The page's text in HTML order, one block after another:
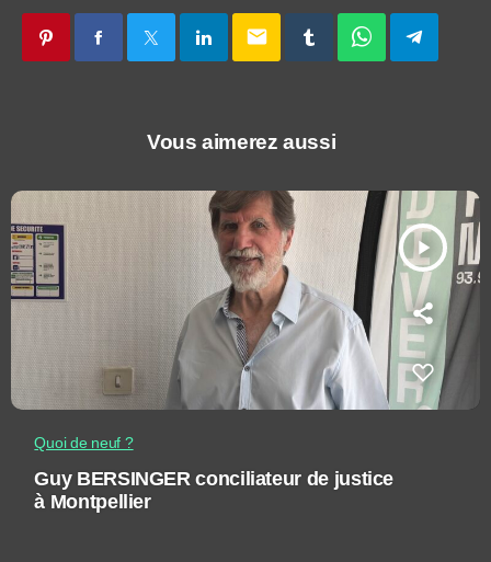
email
Vous aimerez aussi
play_arrow
Quoi de neuf ?
Guy BERSINGER conciliateur de justice
à Montpellier